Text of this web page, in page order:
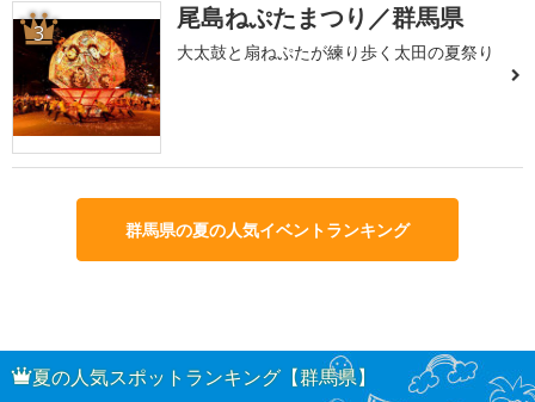
3 尾島ねぷたまつり／群馬県
大太鼓と扇ねぷたが練り歩く太田の夏祭り
群馬県の夏の人気イベントランキング
夏の人気スポットランキング【群馬県】